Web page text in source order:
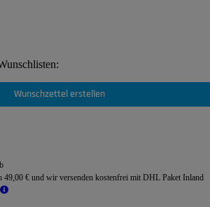
Wunschzettel erstellen
49,00 € und wir versenden kostenfrei mit DHL Paket Inland